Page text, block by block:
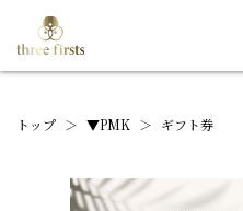
トップ ＞ ▼PMK ＞ ギフト券